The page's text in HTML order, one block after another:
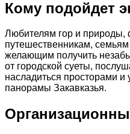
Кому подойдет
Любителям гор и природы,
путешественникам,
желающим получить
от городской суеты,
насладиться просторами
панорамы Закавказья.